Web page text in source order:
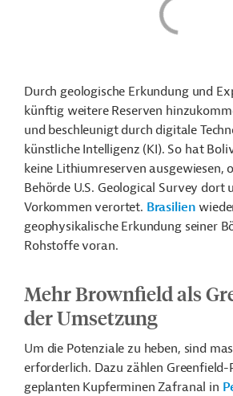
Durch geologische Erkundung und
künftig weitere Reserven
und beschleunigt durch digitale
künstliche Intelligenz (KI). So hat
keine Lithiumreserven ausgewiesen,
Behörde U.S. Geological Survey dort
Vorkommen verortet. Brasilien
geophysikalische Erkundung seiner
Rohstoffe voran.
Mehr Brownfield als
der Umsetzung
Um die Potenziale zu heben, sind
erforderlich. Dazu zählen
geplanten Kupferminen Zafranal in